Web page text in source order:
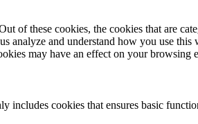
these cookies, the cookies that are
analyze and understand how you use
may have an effect on your browsing
cookies that ensures basic